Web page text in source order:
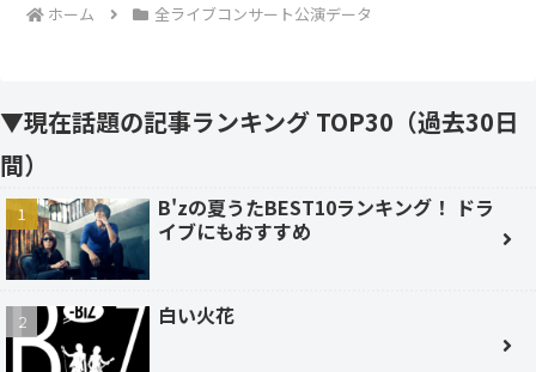
ホーム 全ライブコンサート公演データ
▼現在話題の記事ランキング TOP30（過去30日
間）
B'zの夏うたBEST10ランキング！ ドラ
イブにもおすすめ
白い火花